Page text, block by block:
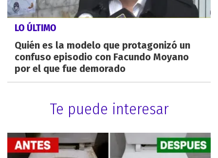
LO ÚLTIMO
Quién es la modelo que protagonizó un
confuso episodio con Facundo Moyano
por el que fue demorado
Te puede interesar